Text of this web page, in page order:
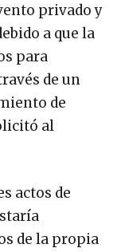
privado y
a que la
para
de un
de
al
actos de
de la propia